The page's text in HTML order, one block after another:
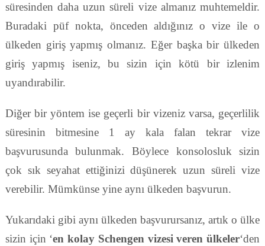
süresinden daha uzun süreli vize almanız muhtemeldir.
Buradaki püf nokta, önceden aldığınız o vize ile o
ülkeden giriş yapmış olmanız. Eğer başka bir ülkeden
giriş yapmış iseniz, bu sizin için kötü bir izlenim
uyandırabilir.
Diğer bir yöntem ise geçerli bir vizeniz varsa, geçerlilik
süresinin bitmesine 1 ay kala falan tekrar vize
başvurusunda bulunmak. Böylece konsolosluk sizin
çok sık seyahat ettiğinizi düşünerek uzun süreli vize
verebilir. Mümkünse yine aynı ülkeden başvurun.
Yukarıdaki gibi aynı ülkeden başvurursanız, artık o ülke
sizin için ‘en kolay Schengen vizesi veren ülkeler‘den